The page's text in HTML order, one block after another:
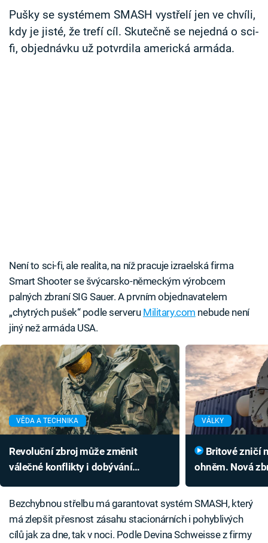
Sledujte nás
Pušky se systémem SMASH vystřelí jen ve chvíli,
kdy je jisté, že trefí cíl. Skutečně se nejedná o sci-
fi, objednávku už potvrdila americká armáda.
Není to sci-fi, ale realita, na níž pracuje izraelská firma
Smart Shooter se švýcarsko-německým výrobcem
palných zbraní SIG Sauer. A prvním objednavatelem
„chytrých pušek“ podle serveru Military.com nebude není
jiný než armáda USA.
VĚDA A TECHNIKA
Revoluční zbroj může změnit
válečné konflikty i dobývání
šanci
VÁLKY
ohněm. Nová
Bezchybnou střelbu má garantovat systém SMASH, který
má zlepšit přesnost zásahu stacionárních i pohyblivých
cílů jak za dne, tak v noci. Podle Devina Schweisse z firmy